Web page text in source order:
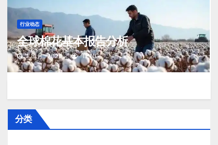
行业动态
全球棉花基本报告分析
J 8 月, 2026 TENG
分类